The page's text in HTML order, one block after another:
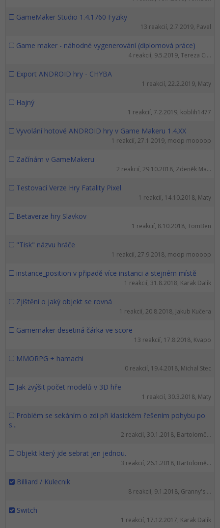
Viac
Fórum
WordPress
SEO -30%
UX
MS Office -80%
Google Dokumenty
Time management
Kybernetická bezpečnost
-80%
Adobe Illustrator -80%
Adobe Lightroom
-25%
Blender -80%
Inkscape
Fórum
Médiá
GameMaker Studio 1.4.1760 Fyziky
13 reakcií, 2.7.2019, Pavel
Game maker - náhodné vygenerování (diplomová práce)
4 reakcií, 9.5.2019, Tereza Ci...
Export ANDROID hry - CHYBA
1 reakcií, 22.2.2019, Maty
Hajný
1 reakcií, 7.2.2019, koblih1477
Vyvolání hotové ANDROID hry v Game Makeru 1.4.XX
1 reakcií, 27.1.2019, moop moooop
Začínám v GameMakeru
2 reakcií, 29.10.2018, Zdeněk Ma...
Testovací Verze Hry Fatality Pixel
1 reakcií, 14.10.2018, Maty
Betaverze hry Slavkov
1 reakcií, 8.10.2018, TomBen
"Tisk" názvu hráče
1 reakcií, 27.9.2018, moop moooop
instance_position v připadě více instanci a stejném místě
1 reakcií, 31.8.2018, Karak Dalík
Zjištění o jaký objekt se rovná
1 reakcií, 20.8.2018, Jakub Kučera
Gamemaker desetiná čárka ve score
13 reakcií, 17.8.2018, Kvapo
MMORPG + hamachi
0 reakcií, 19.4.2018, Michal Stec
Jak zvýšit počet modelů v 3D hře
1 reakcií, 30.3.2018, Maty
Problém se sekáním o zdi při klasickém řešením pohybu po
s...
2 reakcií, 30.1.2018, Bartolomě...
Objekt který jde sebrat jen jednou.
3 reakcií, 26.1.2018, Bartolomě...
Billiard / Kulecnik
8 reakcií, 9.1.2018, Granny's ...
Switch
1 reakcií, 17.12.2017, Karak Dalík